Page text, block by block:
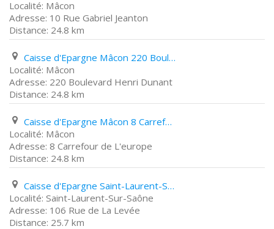
Mâcon
10 Rue Gabriel Jeanton
24.8 km
Caisse d'Epargne Mâcon 220 Boulevard Henri Dunant
Mâcon
220 Boulevard Henri Dunant
24.8 km
Caisse d'Epargne Mâcon 8 Carrefour de L'europe
Mâcon
8 Carrefour de L'europe
24.8 km
Caisse d'Epargne Saint-Laurent-Sur-Saône 106 Rue de La Levée
Saint-Laurent-Sur-Saône
106 Rue de La Levée
25.7 km